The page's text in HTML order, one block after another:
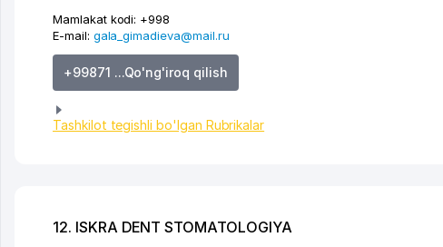
Mamlakat kodi: +998
E-mail: gala_gimadieva@mail.ru
+99871 ...Qo'ng'iroq qilish
Tashkilot tegishli bo'lgan Rubrikalar
12. ISKRA DENT STOMATOLOGIYA